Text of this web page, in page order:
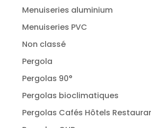
Menuiseries aluminium
Menuiseries PVC
Non classé
Pergola
Pergolas 90°
Pergolas bioclimatiques
Pergolas Cafés Hôtels